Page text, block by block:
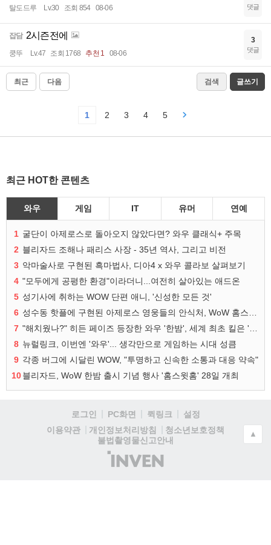
탈도드루 Lv.30 조회 854 08-06 댓글
잡담 2시즌전에
쿵뚜 Lv.47 조회 1768 추천 1 08-06
3
댓글
최근 다음 검색 글쓰기
1 2 3 4 5
최근 HOT한 콘텐츠
와우 게임 IT 유머 연예
1 굴단이 아제로스로 돌아오지 않았다면? 와우 클래식+ 주목
2 블리자드 조해나 패리스 사장 - 35년 역사, 그리고 비전
3 악마술사로 구현된 흑마법사, 디아4 x 와우 콜라보 살펴보기
4 "모두에게 공평한 환경"이라더니...여전히 살아있는 애드온
5 성기사에 취하는 WOW 단편 애니, '신성한 모든 것'
6
7
8 뉴럴링크, 이번엔 '와우'... 생각만으로 게임하는 시대 성큼
9 각종 버그에 시달린 WOW, "투명하고 신속한 소통과 대응 약속"
10블리자드, WoW 한밤 출시 기념 행사 '홈스윗홈' 28일 개최
로그인 PC화면 퀵링크
설정
이용약관
개인정보처리방침
청소년보호정책
불법촬영물신고안내
(주)
인
▲